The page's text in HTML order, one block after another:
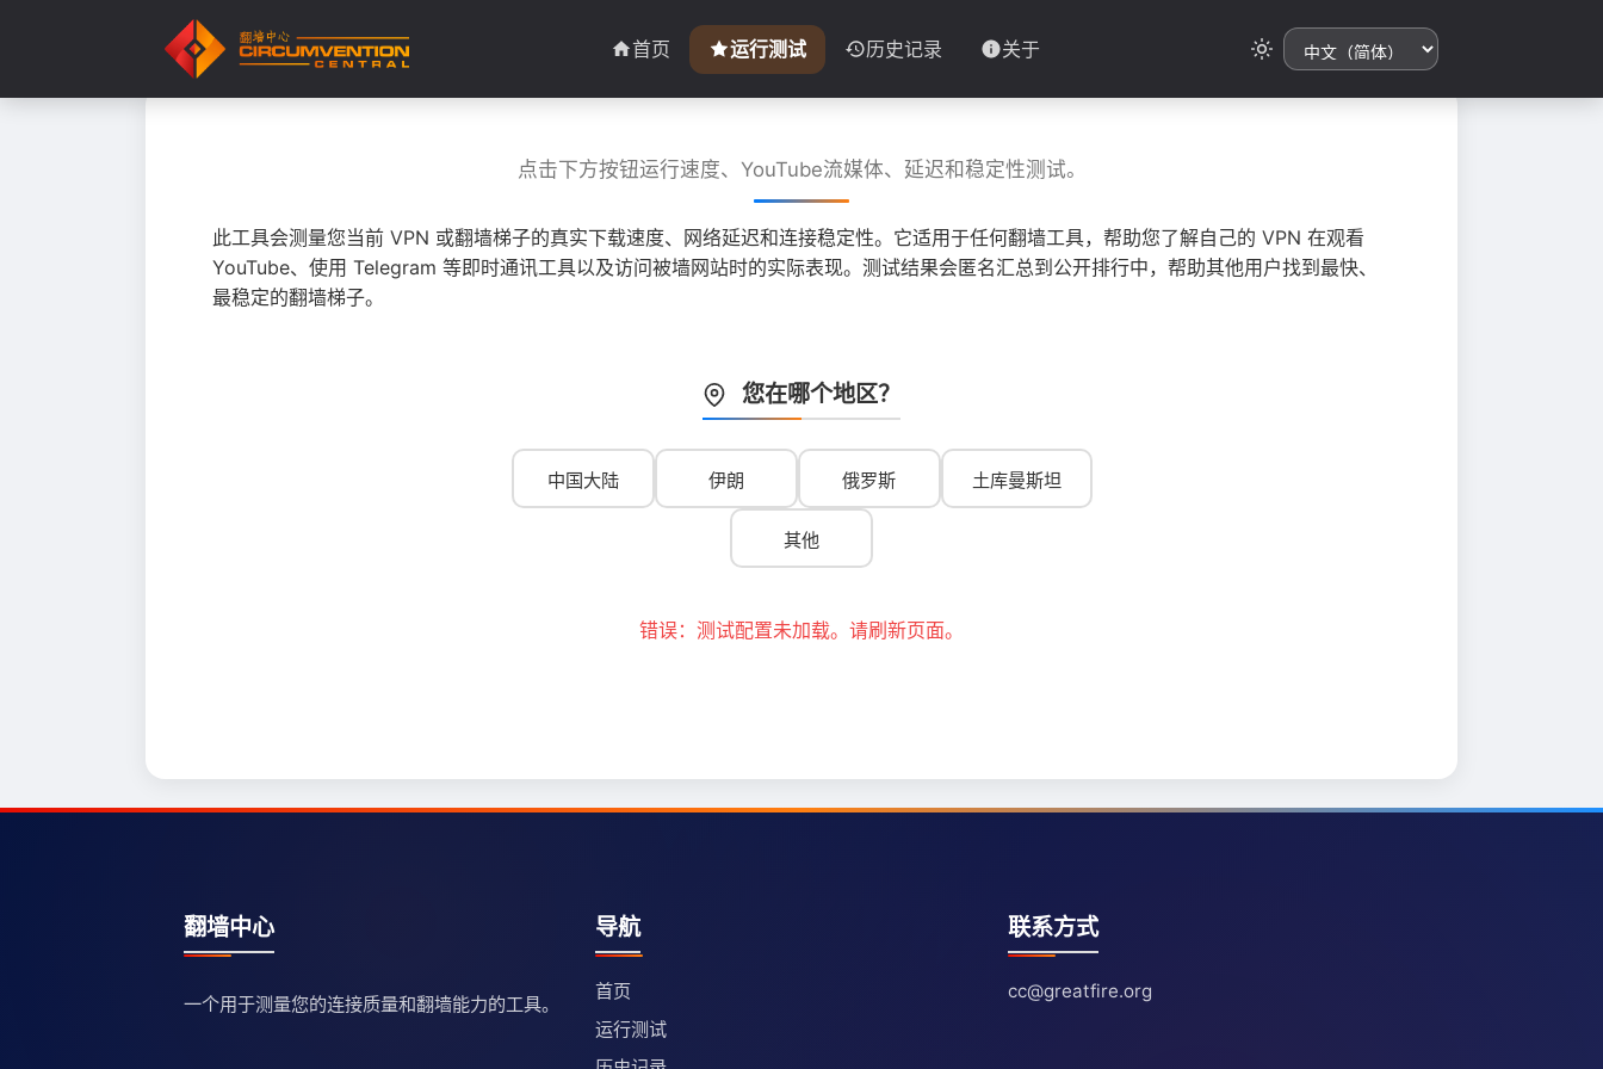
首页 运行测试 历史记录 关于
点击下方按钮运行速度、YouTube流媒体、延迟和稳定性测试。
此工具会测量您当前 VPN 或翻墙梯子的真实下载速度、网络延迟和连接稳定性。它适用于任何翻墙工具，帮助您了解自己的 VPN 在观看
YouTube、使用 Telegram 等即时通讯工具以及访问被墙网站时的实际表现。测试结果会匿名汇总到公开排行中，帮助其他用户找到最快、
最稳定的翻墙梯子。
您在哪个地区？
中国大陆 伊朗 俄罗斯 土库曼斯坦
其他
错误：测试配置未加载。请刷新页面。
翻墙中心
一个用于测量您的连接质量和翻墙能力的工具。
导航
首页
运行测试
联系方式
cc@greatfire.org